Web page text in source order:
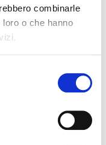
combinarle
o che hanno